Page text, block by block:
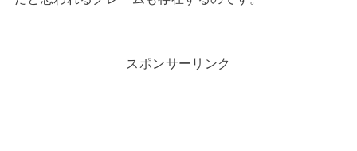
スポンサーリンク